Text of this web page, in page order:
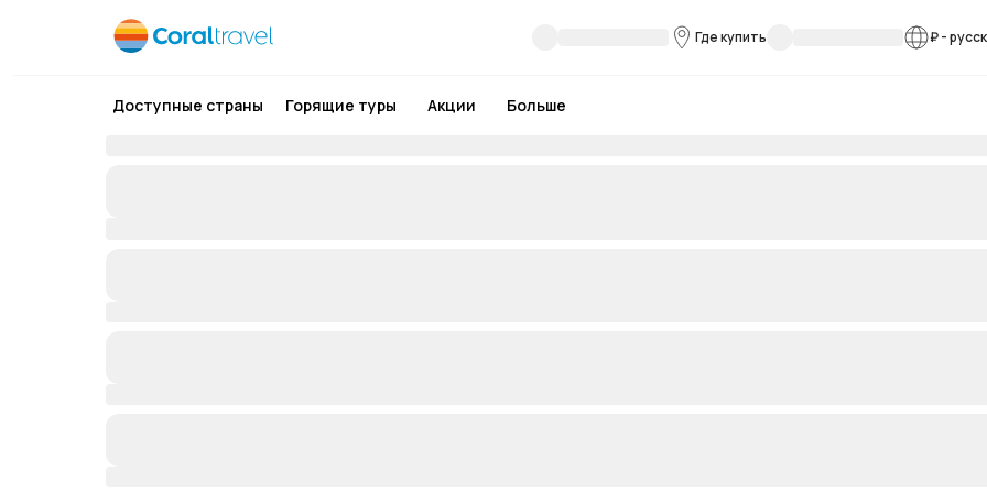
Где купить ₽-
Доступные страны Горящие туры Акции Больше